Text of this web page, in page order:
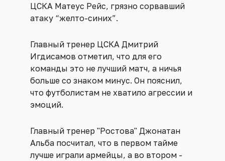
ЦСКА Матеус Рейс, грязно сорвавший
атаку “желто-синих”.
Главный тренер ЦСКА Дмитрий
Игдисамов отметил, что для его
команды это не лучший матч, а ничья
больше со знаком минус. Он пояснил,
что футболистам не хватило агрессии и
эмоций.
Главный тренер "Ростова" Джонатан
Альба посчитал, что в первом тайме
лучше играли армейцы, а во втором -